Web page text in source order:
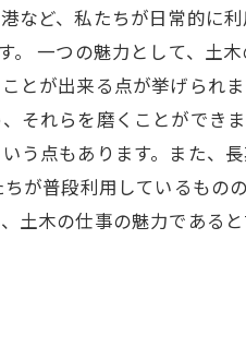
など、私たちが日常的に
一つの魅力として、土木
とが出来る点が挙げられ
れらを磨くことができま
う点もあります。また、
が普段利用しているものの
木の仕事の魅力であると